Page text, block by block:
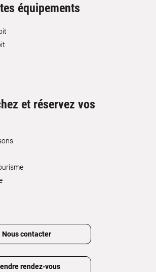
équipements
et réservez vos
Nous contacter
rendez-vous